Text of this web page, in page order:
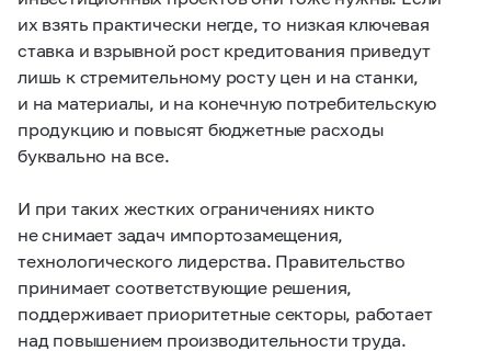
их взять практически негде, то низкая ключевая
ставка и взрывной рост кредитования приведут
лишь к стремительному росту цен и на станки,
и на материалы, и на конечную потребительскую
продукцию и повысят бюджетные расходы
буквально на все.
И при таких жестких ограничениях никто
не снимает задач импортозамещения,
технологического лидерства. Правительство
принимает соответствующие решения,
поддерживает приоритетные секторы, работает
над повышением производительности труда.